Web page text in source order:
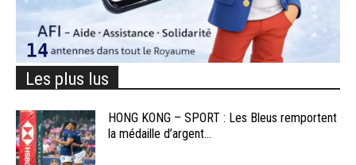
Les plus lus
HONG KONG – SPORT : Les Bleus remportent
la médaille d’argent...